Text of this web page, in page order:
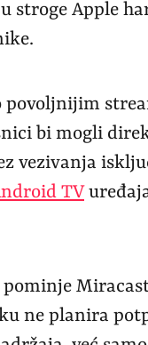
stroge Apple
povoljnijim
bi mogli
vezivanja
TV
ne planira